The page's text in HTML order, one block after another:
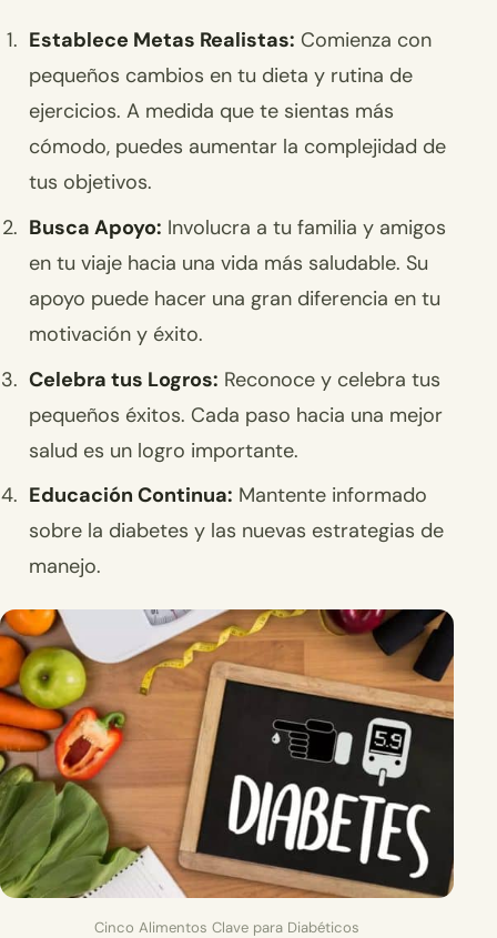
Establece Metas Realistas: Comienza con
pequeños cambios en tu dieta y rutina de
ejercicios. A medida que te sientas más
cómodo, puedes aumentar la complejidad de
tus objetivos.
Busca Apoyo: Involucra a tu familia y amigos
en tu viaje hacia una vida más saludable. Su
apoyo puede hacer una gran diferencia en tu
motivación y éxito.
Celebra tus Logros: Reconoce y celebra tus
pequeños éxitos. Cada paso hacia una mejor
salud es un logro importante.
Educación Continua: Mantente informado
sobre la diabetes y las nuevas estrategias de
manejo.
Cinco Alimentos Clave para Diabéticos